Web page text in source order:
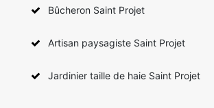
Bûcheron Saint Projet
Artisan paysagiste Saint Projet
Jardinier taille de haie Saint Projet